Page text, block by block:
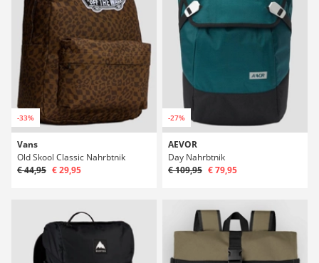
-33%
Vans
Old Skool Classic Nahrbtnik
€ 44,95 € 29,95
-27%
AEVOR
Day Nahrbtnik
€ 109,95 € 79,95